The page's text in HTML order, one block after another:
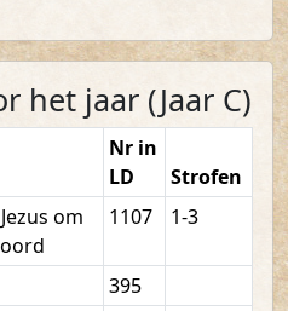
het jaar (Jaar C)
Nr in
LD
Strofen
om
1107 1-3
395